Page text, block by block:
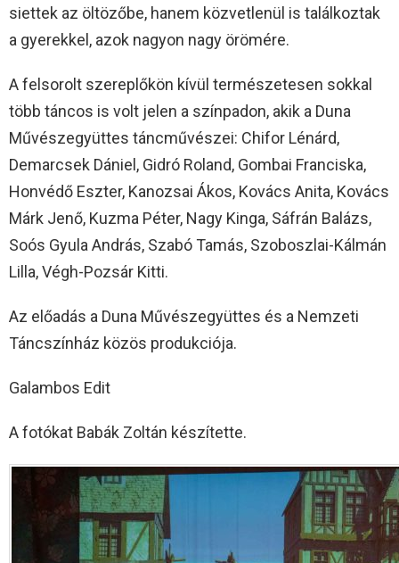
siettek az öltözőbe, hanem közvetlenül is találkoztak
a gyerekkel, azok nagyon nagy örömére.
A felsorolt szereplőkön kívül természetesen sokkal
több táncos is volt jelen a színpadon, akik a Duna
Művészegyüttes táncművészei: Chifor Lénárd,
Demarcsek Dániel, Gidró Roland, Gombai Franciska,
Honvédő Eszter, Kanozsai Ákos, Kovács Anita, Kovács
Márk Jenő, Kuzma Péter, Nagy Kinga, Sáfrán Balázs,
Soós Gyula András, Szabó Tamás, Szoboszlai-Kálmán
Lilla, Végh-Pozsár Kitti.
Az előadás a Duna Művészegyüttes és a Nemzeti
Táncszínház közös produkciója.
Galambos Edit
A fotókat Babák Zoltán készítette.